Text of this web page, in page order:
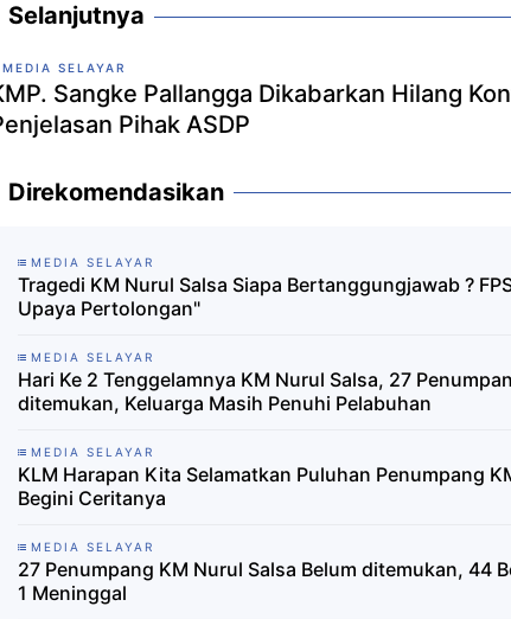
Selanjutnya
MEDIA SELAYAR
Sangke Pallangga Dikabarkan Hilang
Pihak ASDP
Direkomendasikan
MEDIA SELAYAR
Tragedi KM Nurul Salsa Siapa Bertanggungjawab ?
Upaya Pertolongan"
MEDIA SELAYAR
Hari Ke 2 Tenggelamnya KM Nurul Salsa, 27
ditemukan, Keluarga Masih Penuhi Pelabuhan
MEDIA SELAYAR
KLM Harapan Kita Selamatkan Puluhan Penumpang
Begini Ceritanya
MEDIA SELAYAR
27 Penumpang KM Nurul Salsa Belum ditemukan, 44
1 Meninggal